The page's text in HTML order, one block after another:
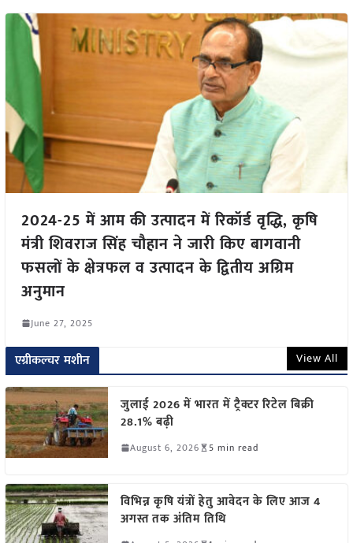
2024-25 में आम की उत्पादन में रिकॉर्ड वृद्धि, कृषि
मंत्री शिवराज सिंह चौहान ने जारी किए बागवानी
फसलों के क्षेत्रफल व उत्पादन के द्वितीय अग्रिम
अनुमान
June 27, 2025
एग्रीकल्चर मशीन View All
जुलाई 2026 में भारत में ट्रैक्टर रिटेल बिक्री
28.1% बढ़ी
August 6, 2026 5 min read
विभिन्न कृषि यंत्रों हेतु आवेदन के लिए आज 4
अगस्त तक अंतिम तिथि